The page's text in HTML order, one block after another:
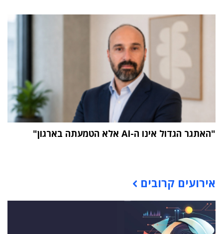
"האתגר הגדול אינו ה-AI אלא הטמעתה בארגון"
אירועים קרובים